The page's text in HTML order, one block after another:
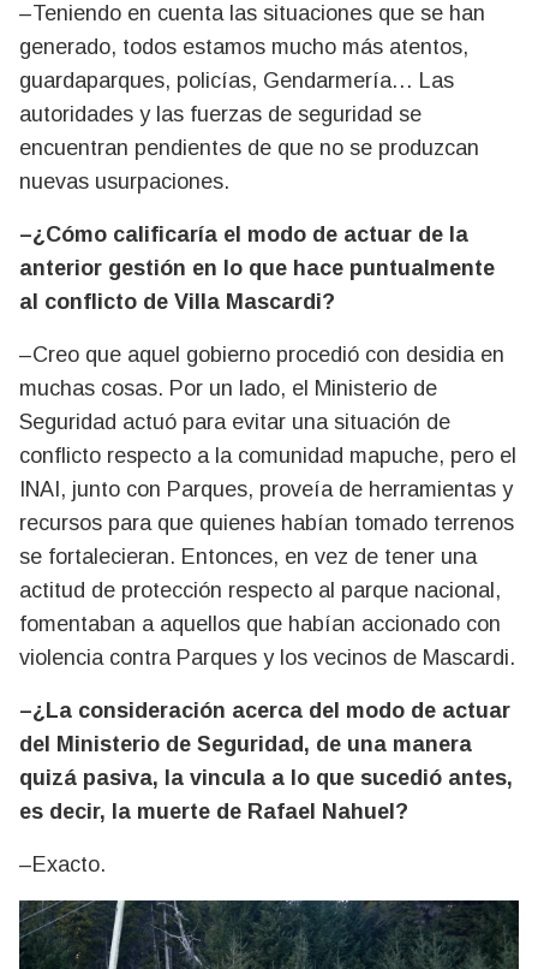
–Teniendo en cuenta las situaciones que se han
generado, todos estamos mucho más atentos,
guardaparques, policías, Gendarmería… Las
autoridades y las fuerzas de seguridad se
encuentran pendientes de que no se produzcan
nuevas usurpaciones.
–¿Cómo calificaría el modo de actuar de la
anterior gestión en lo que hace puntualmente
al conflicto de Villa Mascardi?
–Creo que aquel gobierno procedió con desidia en
muchas cosas. Por un lado, el Ministerio de
Seguridad actuó para evitar una situación de
conflicto respecto a la comunidad mapuche, pero el
INAI, junto con Parques, proveía de herramientas y
recursos para que quienes habían tomado terrenos
se fortalecieran. Entonces, en vez de tener una
actitud de protección respecto al parque nacional,
fomentaban a aquellos que habían accionado con
violencia contra Parques y los vecinos de Mascardi.
–¿La consideración acerca del modo de actuar
del Ministerio de Seguridad, de una manera
quizá pasiva, la vincula a lo que sucedió antes,
es decir, la muerte de Rafael Nahuel?
–Exacto.